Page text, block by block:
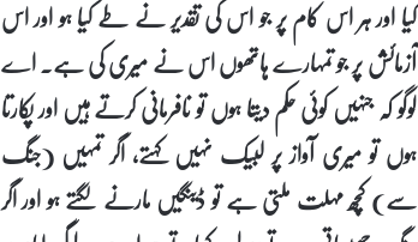
کیا اور ہر اس کام پر جو اس کی تقدیر نے طے کیا ہو اور اس
آزمائش پر جو تمہارے ہاتھوں اس نے میری کی ہے۔ اے
لوگو کہ جنہیں کوئی حکم دیتا ہوں تو نافرمانی کرتے ہیں اور پکارتا
ہوں تو میری آواز پر لبیک نہیں کہتے، اگر تمہیں (جنگ
سے) کچھ مہلت ملتی ہے تو ڈینگیں مارنے لگتے ہو اور اگر